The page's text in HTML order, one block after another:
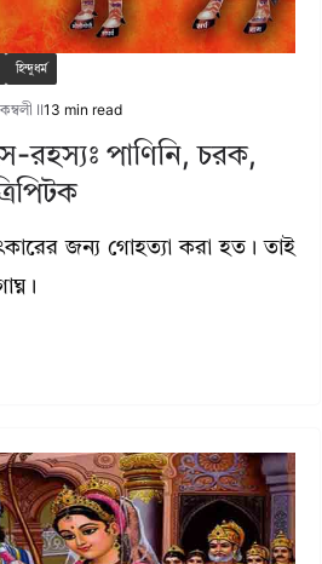
হিন্দুধর্ম
II 13 min read
রহস্যঃ পাণিনি, চরক,
জন্য গোহত্যা করা হত। তাই